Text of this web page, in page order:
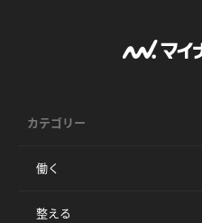
カテゴリー
働く
整える